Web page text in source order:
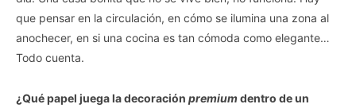
que pensar en la circulación, en cómo se ilumina una zona al
anochecer, en si una cocina es tan cómoda como elegante…
Todo cuenta.
¿Qué papel juega la decoración premiumdentro de un